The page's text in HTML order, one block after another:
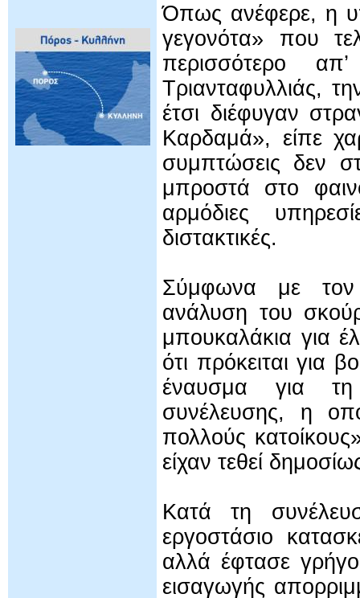
Όπως ανέφερε, η
γεγονότα» που
περισσότερο
Τριανταφυλλιάς,
έτσι διέφυγαν
Καρδαμά», είπε
συμπτώσεις δεν
μπροστά στο
αρμόδιες
διστακτικές.
Σύμφωνα με τον
ανάλυση του
μπουκαλάκια για
ότι πρόκειται για
έναυσμα για
συνέλευσης, η
πολλούς
είχαν τεθεί
Κατά τη
εργοστάσιο
αλλά έφτασε
εισαγωγής